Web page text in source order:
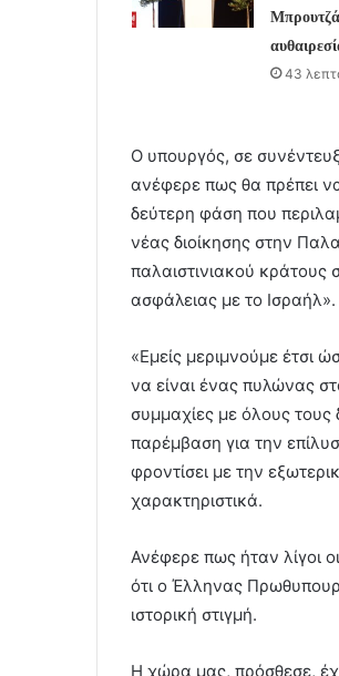
43
Ο υπουργός, σε
ανέφερε πως θα πρέπει
δεύτερη φάση που
νέας διοίκησης στην
παλαιστινιακού κράτους
ασφάλειας με το Ισραήλ».
«Εμείς μεριμνούμε έτσι
να είναι ένας πυλώνας
συμμαχίες με όλους τους
παρέμβαση για την
φροντίσει με την
χαρακτηριστικά.
Ανέφερε πως ήταν λίγοι
ότι ο Έλληνας
ιστορική στιγμή.
Η χώρα μας, πρόσθεσε,